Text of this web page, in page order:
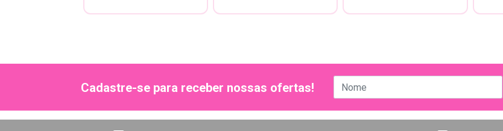
Cadastre-se para receber nossas ofertas!